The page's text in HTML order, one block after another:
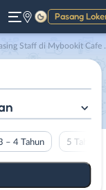
Pasang
Gelap
di Mybookit Cafe & Playground
– 4 Tahun 5 Tahun